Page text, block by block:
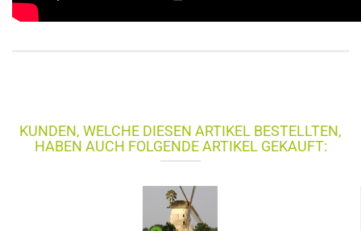
KUNDEN, WELCHE DIESEN ARTIKEL BESTELLTEN,
HABEN AUCH FOLGENDE ARTIKEL GEKAUFT: